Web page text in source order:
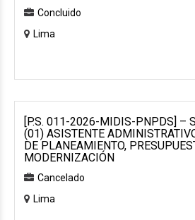
Concluido
Lima
[P.S. 011-2026-MIDIS-PNPDS] –
(01) ASISTENTE
DE PLANEAMIENTO,
MODERNIZACIÓN
Cancelado
Lima